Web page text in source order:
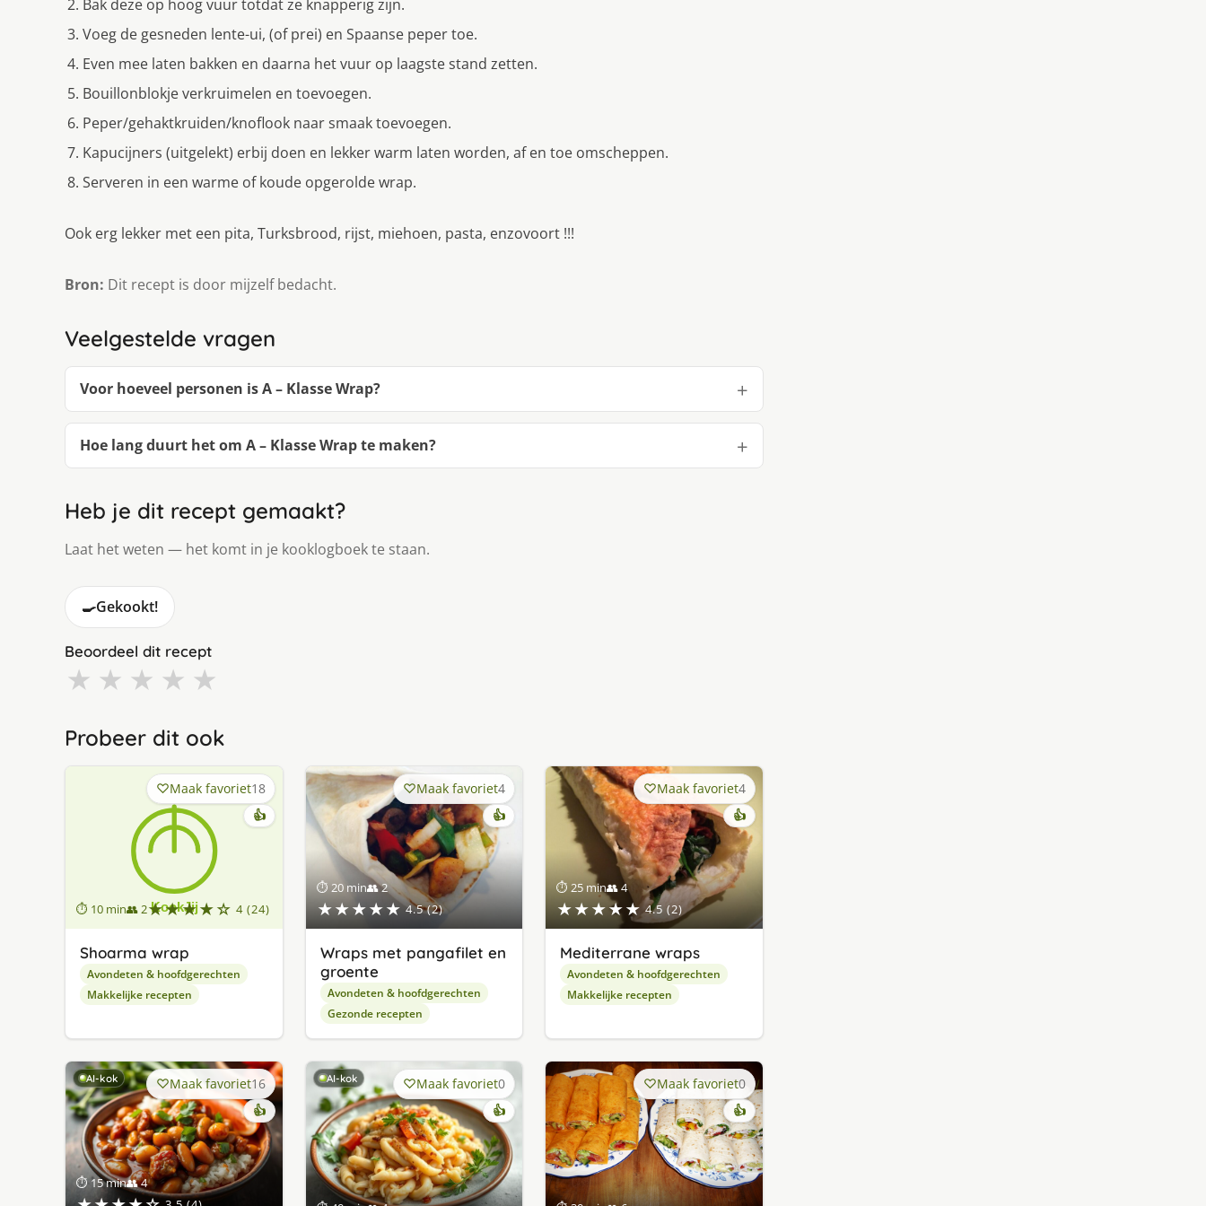
Bak deze op hoog vuur totdat ze knapperig zijn.
Voeg de gesneden lente-ui, (of prei) en Spaanse peper toe.
Even mee laten bakken en daarna het vuur op laagste stand zetten.
Bouillonblokje verkruimelen en toevoegen.
Peper/gehaktkruiden/knoflook naar smaak toevoegen.
Kapucijners (uitgelekt) erbij doen en lekker warm laten worden, af en toe omscheppen.
Serveren in een warme of koude opgerolde wrap.
Ook erg lekker met een pita, Turksbrood, rijst, miehoen, pasta, enzovoort !!!
Bron: Dit recept is door mijzelf bedacht.
Veelgestelde vragen
Voor hoeveel personen is A – Klasse Wrap?
Hoe lang duurt het om A – Klasse Wrap te maken?
Heb je dit recept gemaakt?
Laat het weten — het komt in je kooklogboek te staan.
🍳Gekookt!
Beoordeel dit recept
★ ★ ★ ★ ★
Probeer dit ook
⏱ 10 min👥 2★★★★☆ 4 (24)
Maak favoriet18
👍
Shoarma wrap
Avondeten & hoofdgerechten
Makkelijke recepten
⏱ 20 min👥 2
★★★★★ 4.5 (2)
Maak favoriet4
👍
Wraps met pangafilet en
groente
Avondeten & hoofdgerechten
Gezonde recepten
⏱ 25 min👥 4
★★★★★ 4.5 (2)
Maak favoriet4
👍
Mediterrane wraps
Avondeten & hoofdgerechten
Makkelijke recepten
AI-kok
⏱ 15 min👥 4
Maak favoriet16
👍
AI-kok Maak favoriet0
👍
Maak favoriet0
👍